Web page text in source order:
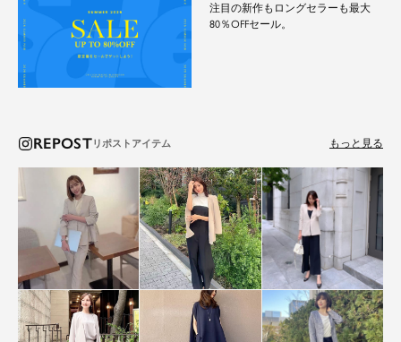
注目の新作もロングセラーも最大
80％OFFセール。
REPOST もっと見る